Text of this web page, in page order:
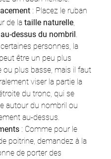
: Placez le ruban
de la taille naturelle
au-dessus du nombril
personnes, la
être un peu plus
ou plus basse, mais il faut
viser la partie la
du tronc, qui se
autour du nombril ou
au-dessus.
: Comme pour le
poitrine, demandez à la
de porter des